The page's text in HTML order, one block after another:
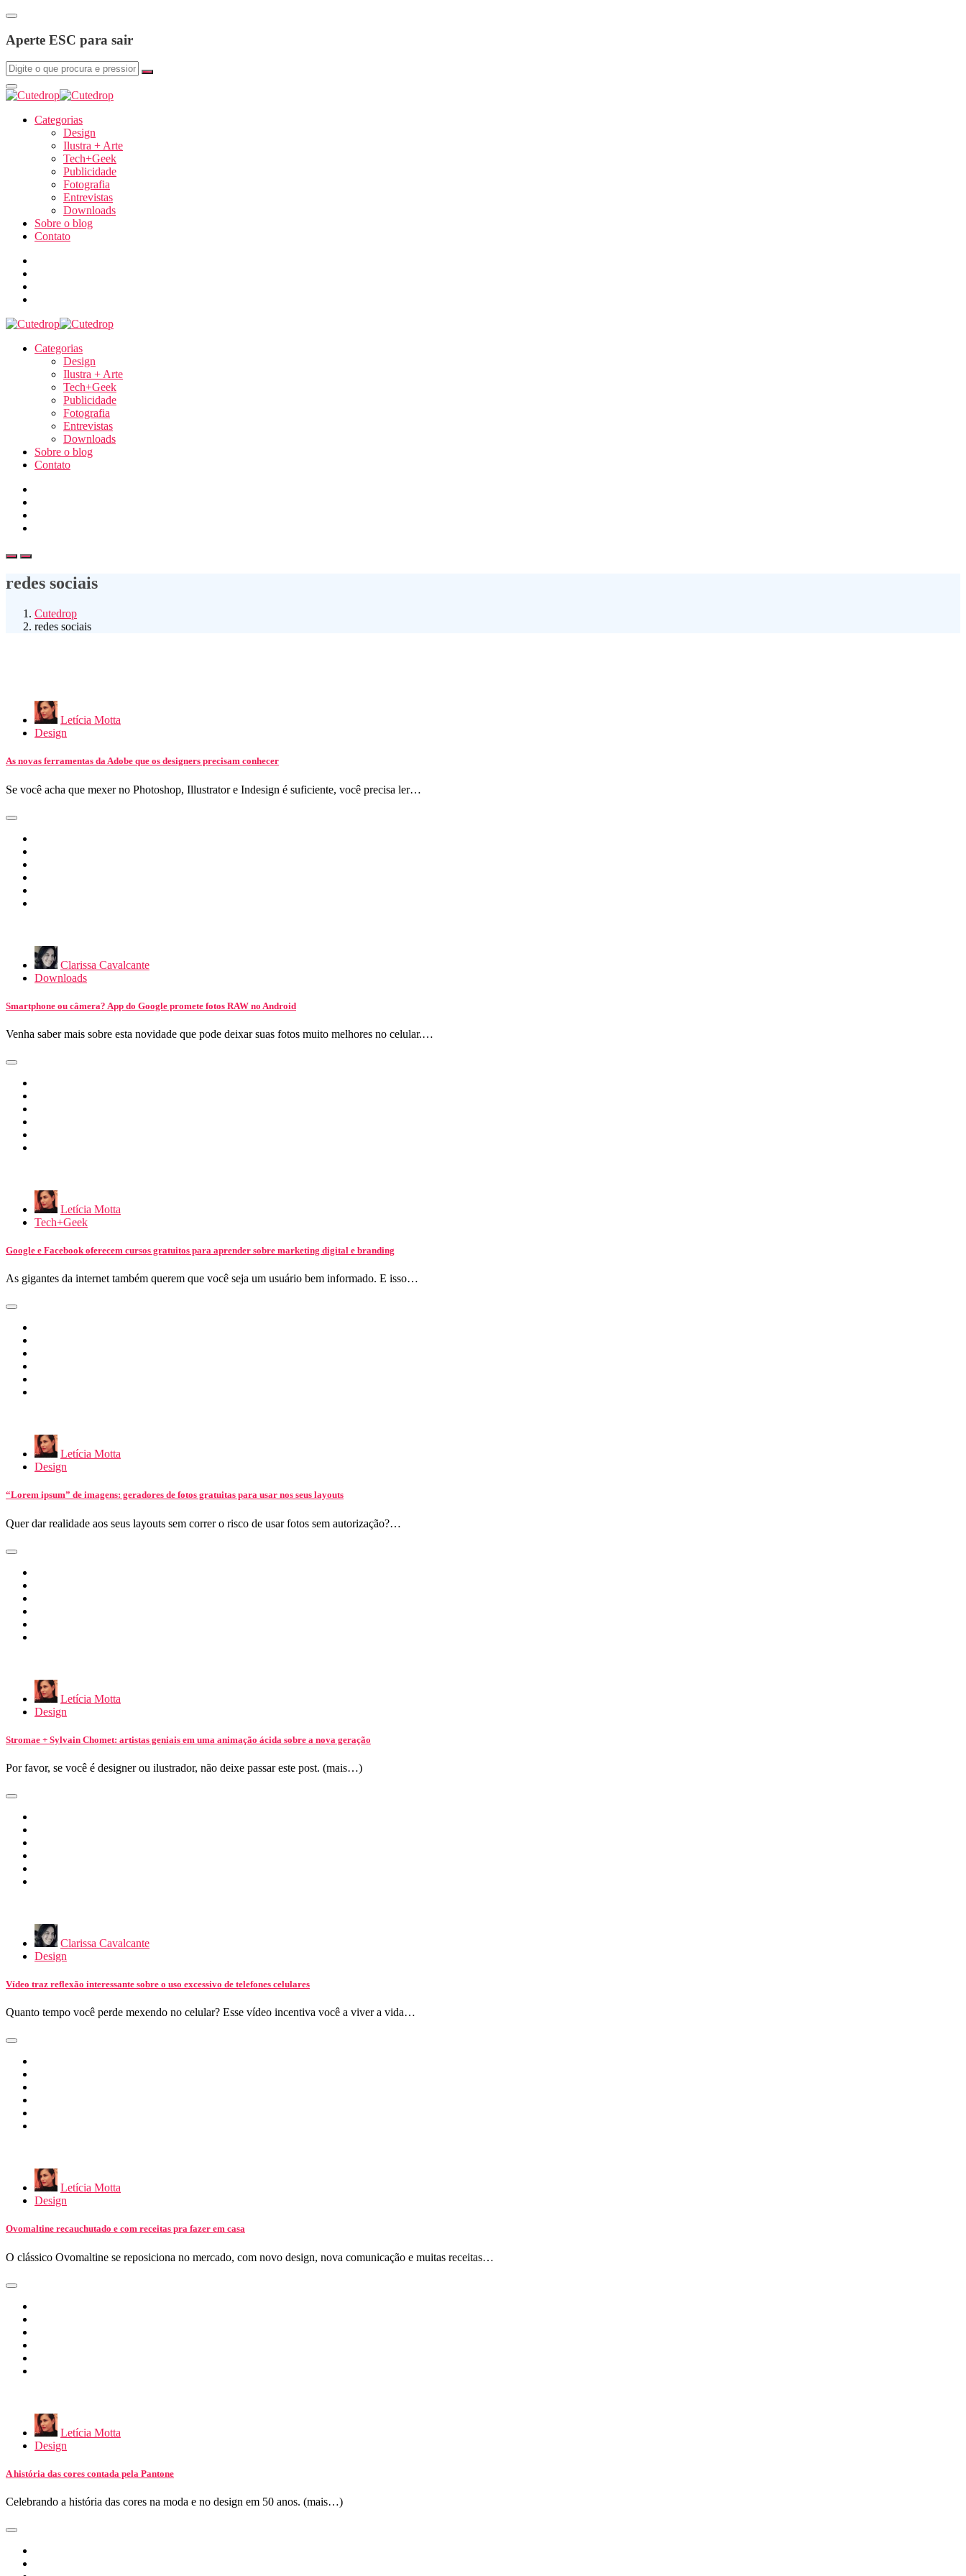
Aperte ESC para sair
Categorias
Design
Ilustra + Arte
Tech+Geek
Publicidade
Fotografia
Entrevistas
Downloads
Sobre o blog
Contato
Categorias
Design
Ilustra + Arte
Tech+Geek
Publicidade
Fotografia
Entrevistas
Downloads
Sobre o blog
Contato
redes sociais
Cutedrop
redes sociais
Letícia Motta
Design
As novas ferramentas da Adobe que os designers precisam conhecer
Se você acha que mexer no Photoshop, Illustrator e Indesign é suficiente, você precisa ler…
Clarissa Cavalcante
Downloads
Smartphone ou câmera? App do Google promete fotos RAW no Android
Venha saber mais sobre esta novidade que pode deixar suas fotos muito melhores no celular.…
Letícia Motta
Tech+Geek
Google e Facebook oferecem cursos gratuitos para aprender sobre marketing digital e branding
As gigantes da internet também querem que você seja um usuário bem informado. E isso…
Letícia Motta
Design
“Lorem ipsum” de imagens: geradores de fotos gratuitas para usar nos seus layouts
Quer dar realidade aos seus layouts sem correr o risco de usar fotos sem autorização?…
Letícia Motta
Design
Stromae + Sylvain Chomet: artistas geniais em uma animação ácida sobre a nova geração
Por favor, se você é designer ou ilustrador, não deixe passar este post. (mais…)
Clarissa Cavalcante
Design
Vídeo traz reflexão interessante sobre o uso excessivo de telefones celulares
Quanto tempo você perde mexendo no celular? Esse vídeo incentiva você a viver a vida…
Letícia Motta
Design
Ovomaltine recauchutado e com receitas pra fazer em casa
O clássico Ovomaltine se reposiciona no mercado, com novo design, nova comunicação e muitas receitas…
Letícia Motta
Design
A história das cores contada pela Pantone
Celebrando a história das cores na moda e no design em 50 anos. (mais…)